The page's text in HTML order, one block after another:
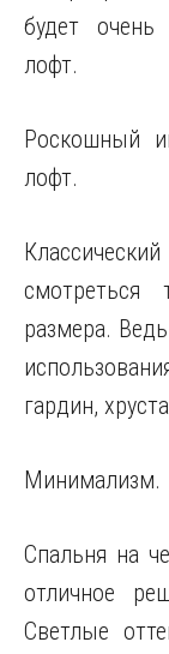
будет очень
лофт.
Роскошный
лофт.
смотреться
размера.
гардин,
Минимализм.
Спальня на
отличное
Светлые